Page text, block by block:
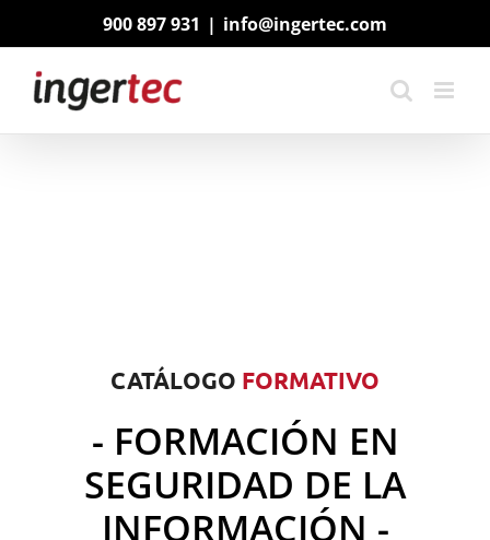
900 897 931 | info@ingertec.com
CATÁLOGO FORMATIVO
- FORMACIÓN EN
SEGURIDAD DE LA
INFORMACIÓN -